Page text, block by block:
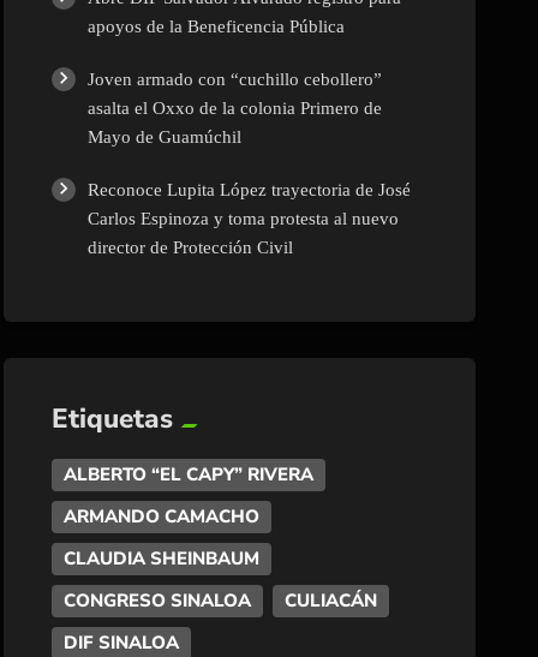
Sin categoría
Sinaloa
apoyos de la Beneficencia Pública
Joven armado con “cuchillo cebollero”
asalta el Oxxo de la colonia Primero de
Mayo de Guamúchil
Reconoce Lupita López trayectoria de José
Carlos Espinoza y toma protesta al nuevo
director de Protección Civil
Etiquetas
ALBERTO “EL CAPY” RIVERA
ARMANDO CAMACHO
CLAUDIA SHEINBAUM
CONGRESO SINALOA
CULIACÁN
DIF SINALOA